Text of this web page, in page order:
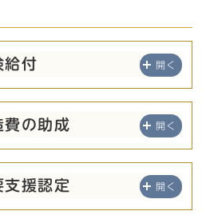
給付 開く
費の助成 開く
援認定 開く